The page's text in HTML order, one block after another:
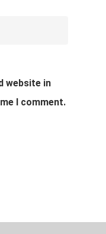
website in
I comment.